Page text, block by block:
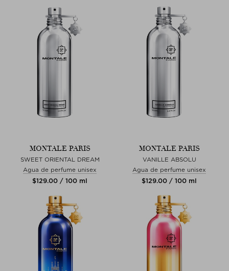
MONTALE PARIS
SWEET ORIENTAL DREAM
Agua de perfume unisex
$‌129.00 / 100 ml
MONTALE PARIS
VANILLE ABSOLU
Agua de perfume unisex
$‌129.00 / 100 ml